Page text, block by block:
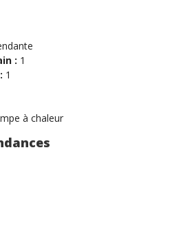
: 1
1
à chaleur